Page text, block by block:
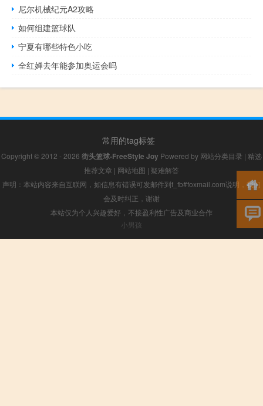
尼尔机械纪元A2攻略
如何组建篮球队
宁夏有哪些特色小吃
全红婵去年能参加奥运会吗
常用的tag标签
Copyright © 2012 - 2026 街头篮球-FreeStyle Joy Powered by 网站分类目录 | 精选
推荐文章 | 网站地图 | 疑难解答
声明：本站内容来自互联网，如信息有错误可发邮件到f_fb#foxmail.com说明，我们
会及时纠正，谢谢
本站仅为个人兴趣爱好，不接盈利性广告及商业合作
小男孩